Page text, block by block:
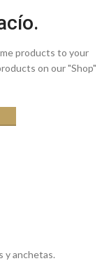
products to your
on our "Shop"
y anchetas.